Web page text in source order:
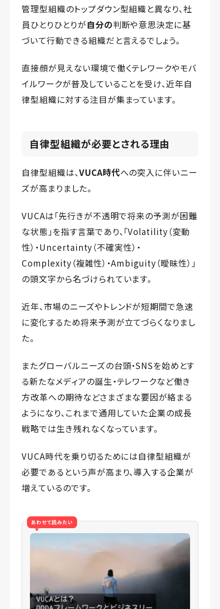
管理型組織のトップダウン型組織と異なり、社
員ひとりひとりが自分の判断や意思決定に基
づいて行動できる組織だと言えるでしょう。
直接顔が見えない環境で働くテレワークやモバ
イルワークが普及していることを受け、近年自
律型組織に対する注目が集まっています。
自律型組織が必要とされる理由
自律型組織は、VUCA時代への突入に伴いニー
ズが高まりました。
VUCAは「先行きが不透明で将来の予測が困難
な状態」を指す言葉であり、「Volatility（変動
性）・Uncertainty（不確実性）・
Complexity（複雑性）・Ambiguity（曖昧性）」
の頭文字から名づけられています。
近年、市場のニーズやトレンドが短期間で急速
に変化するため将来予測が立てづらくなりまし
た。
またグローバルニーズの台頭・SNSを始めとす
る新たなメディアの誕生・テレワークなど働き
方改革への期待などさまざまな要因が絡まる
ようになり、これまで通用していた企業の成長
戦略では生き残れなくなっています。
VUCA時代を乗り切るためには自律型組織が
必要であるという声が高まり、導入する企業が
増えているのです。
あわせて読みたい